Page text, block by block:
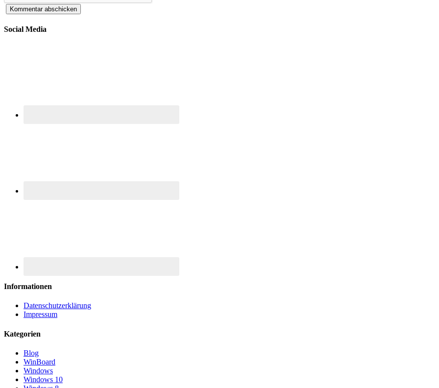
Social Media
Informationen
Datenschutzerklärung
Impressum
Kategorien
Blog
WinBoard
Windows
Windows 10